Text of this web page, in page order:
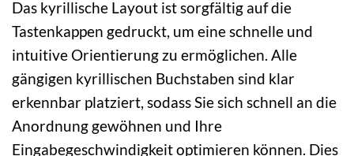
Das kyrillische Layout ist sorgfältig auf die
Tastenkappen gedruckt, um eine schnelle und
intuitive Orientierung zu ermöglichen. Alle
gängigen kyrillischen Buchstaben sind klar
erkennbar platziert, sodass Sie sich schnell an die
Anordnung gewöhnen und Ihre
Eingabegeschwindigkeit optimieren können. Dies